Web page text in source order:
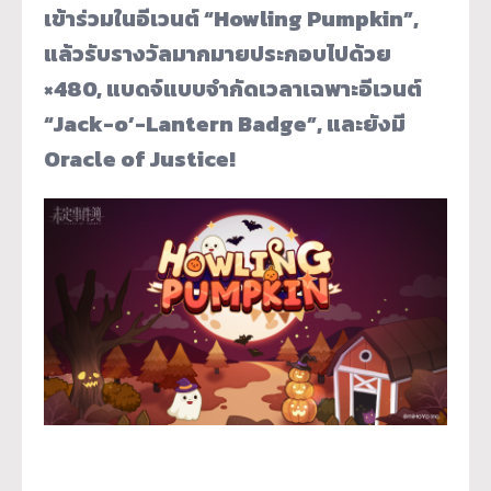
เข้าร่วมในอีเวนต์ “Howling Pumpkin”,
แล้วรับรางวัลมากมายประกอบไปด้วย
×480, แบดจ์แบบจำกัดเวลาเฉพาะอีเวนต์
“Jack-o’-Lantern Badge”, และยังมี
Oracle of Justice!